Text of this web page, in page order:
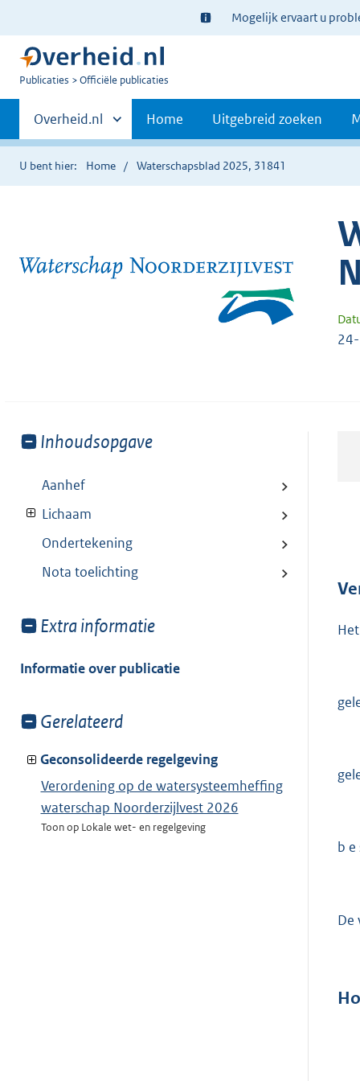
Ter
informatie:
Mogelijk ervaart u
U
Publicaties Officiële publicaties
Primaire
navigatie
Andere
sites
binnen
Overheid.nl Home Uitgebreid zoeken
U bent hier: Home Waterschapsblad 2025, 31841
Toon
van:
Inhoudsopgave
Aanhef
Lichaam
Ondertekening
Nota toelichting
Toon
van:
Extra informatie
Informatie over publicatie
Toon
van:
Gerelateerd
Geconsolideerde regelgeving
Verordening op de watersysteemheffing
waterschap Noorderzijlvest 2026
Toon op Lokale wet- en regelgeving
b e
De